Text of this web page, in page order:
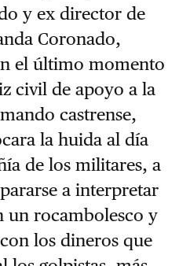
y ex director de
Coronado,
el último momento
civil de apoyo a la
castrense,
la huida al día
de los militares, a
a interpretar
un rocambolesco y
los dineros que